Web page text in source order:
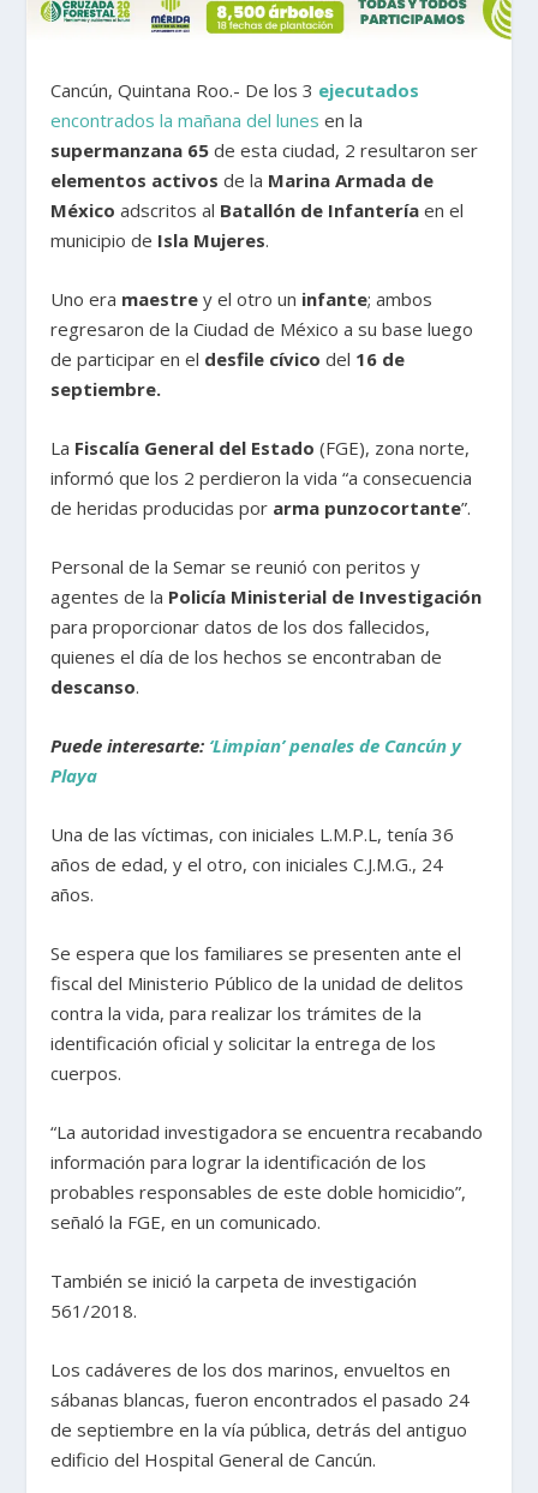
Cancún, Quintana Roo.- De los 3 ejecutados
encontrados la mañana del lunes en la
supermanzana 65 de esta ciudad, 2 resultaron ser
elementos activos de la Marina Armada de
México adscritos al Batallón de Infantería en el
municipio de Isla Mujeres.
Uno era maestre y el otro un infante; ambos
regresaron de la Ciudad de México a su base luego
de participar en el desfile cívico del 16 de
septiembre.
La Fiscalía General del Estado (FGE), zona norte,
informó que los 2 perdieron la vida “a consecuencia
de heridas producidas por arma punzocortante”.
Personal de la Semar se reunió con peritos y
agentes de la Policía Ministerial de Investigación
para proporcionar datos de los dos fallecidos,
quienes el día de los hechos se encontraban de
descanso.
Puede interesarte: ‘Limpian’ penales de Cancún y
Playa
Una de las víctimas, con iniciales L.M.P.L, tenía 36
años de edad, y el otro, con iniciales C.J.M.G., 24
años.
Se espera que los familiares se presenten ante el
fiscal del Ministerio Público de la unidad de delitos
contra la vida, para realizar los trámites de la
identificación oficial y solicitar la entrega de los
cuerpos.
“La autoridad investigadora se encuentra recabando
información para lograr la identificación de los
probables responsables de este doble homicidio”,
señaló la FGE, en un comunicado.
También se inició la carpeta de investigación
561/2018.
Los cadáveres de los dos marinos, envueltos en
sábanas blancas, fueron encontrados el pasado 24
de septiembre en la vía pública, detrás del antiguo
edificio del Hospital General de Cancún.